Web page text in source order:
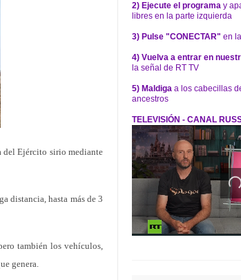
del Ejército sirio mediante
distancia, hasta más de 3
también los vehículos,
genera.
2) Ejecute el programa y
libres en la parte izquierda
3) Pulse "CONECTAR" en
4) Vuelva a entrar en
la señal de RT TV
5) Maldiga a los cabecillas
ancestros
TELEVISIÓN - CANAL